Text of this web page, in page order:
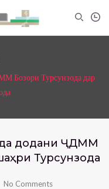
Бозори Турсунзода дар
додани ҶДММ
Турсунзода
No Comments